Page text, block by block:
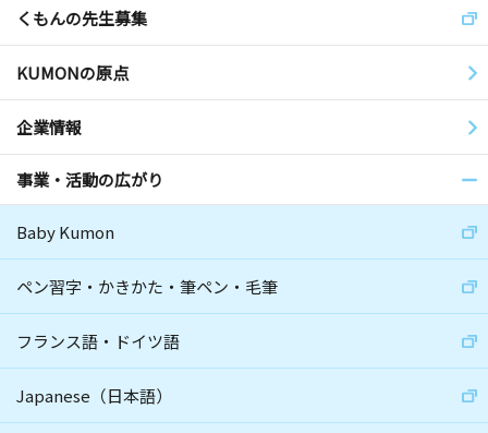
くもんの先生募集
KUMONの原点
企業情報
事業・活動の広がり
Baby Kumon
ペン習字・かきかた・筆ペン・毛筆
フランス語・ドイツ語
Japanese（日本語）